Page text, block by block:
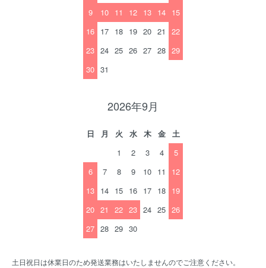
9
10 11 12 13 14 15
16 17 18 19 20 21
22
23 24 25 26 27 28 29
30 31
2026年9月
日 月 火 水 木 金
土
1
2 3 4
5
6
7 8 9 10 11
12
13 14 15 16 17 18 19
20 21 22 23 24 25 26
27 28 29 30
土日祝日は休業日のため発送業務はいたしませんのでご注意ください。